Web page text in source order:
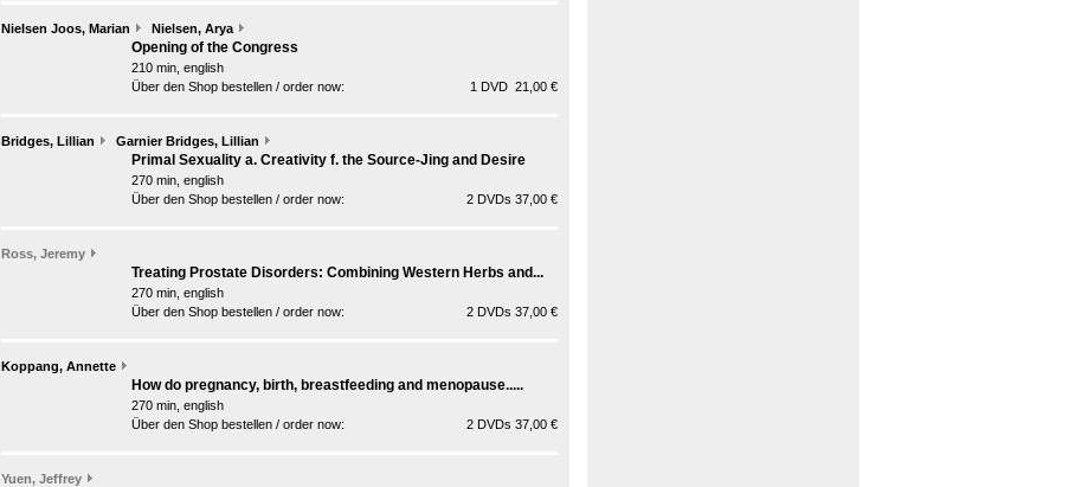
Nielsen Joos, Marian Nielsen, Arya
Opening of the Congress
210 min, english
Über den Shop bestellen / order now:
1 DVD 21,00 €
Bridges, Lillian Garnier Bridges, Lillian
Primal Sexuality a. Creativity f. the Source-Jing and Desire
270 min, english
Über den Shop bestellen / order now:
2 DVDs 37,00 €
Ross, Jeremy
Treating Prostate Disorders: Combining Western Herbs and...
270 min, english
Über den Shop bestellen / order now:
2 DVDs 37,00 €
Koppang, Annette
How do pregnancy, birth, breastfeeding and menopause.....
270 min, english
Über den Shop bestellen / order now:
2 DVDs 37,00 €
Yuen, Jeffrey